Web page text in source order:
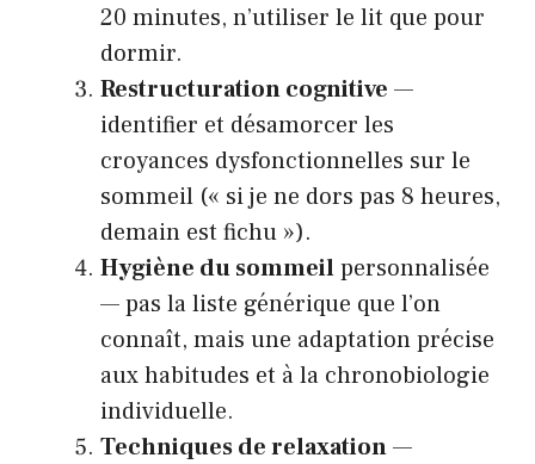
20 minutes, n’utiliser le lit que pour
dormir.
Restructuration cognitive —
identifier et désamorcer les
croyances dysfonctionnelles sur le
sommeil (« si je ne dors pas 8 heures,
demain est fichu »).
Hygiène du sommeilpersonnalisée
— pas la liste générique que l’on
connaît, mais une adaptation précise
aux habitudes et à la chronobiologie
individuelle.
Techniques de relaxation—